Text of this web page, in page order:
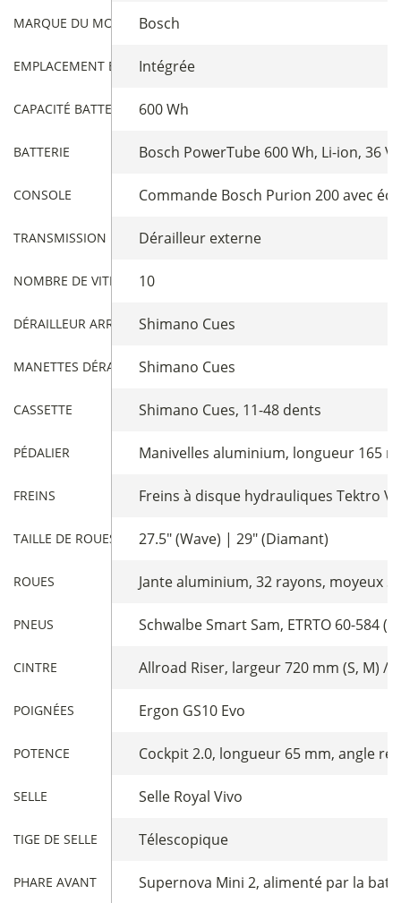
MARQUE DU MOTEURBosch
EMPLACEMENT BATTERIEIntégrée
CAPACITÉ BATTERIE 600 Wh
BATTERIE Bosch PowerTube 600 Wh, Li-ion, 36
CONSOLE Commande Bosch Purion 200 avec
TRANSMISSION Dérailleur externe
NOMBRE DE VITESSES10
DÉRAILLEUR ARRIÈREShimano Cues
MANETTES DÉRAILLEURShimano Cues
CASSETTE Shimano Cues, 11-48 dents
PÉDALIER Manivelles aluminium, longueur 165
FREINS Freins à disque hydrauliques Tektro
TAILLE DE ROUES 27.5" (Wave) | 29" (Diamant)
ROUES Jante aluminium, 32 rayons, moyeux
PNEUS Schwalbe Smart Sam, ETRTO 60-584
CINTRE Allroad Riser, largeur 720 mm (S, M) /
POIGNÉES Ergon GS10 Evo
POTENCE Cockpit 2.0, longueur 65 mm, angle
SELLE Selle Royal Vivo
TIGE DE SELLE Télescopique
PHARE AVANT Supernova Mini 2, alimenté par la